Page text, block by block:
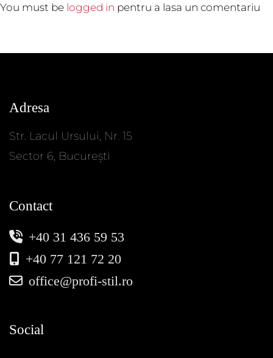
You must be logged in pentru a lasa un comentariu
Adresa
Str. Lacul Ursului, Nr. 15
Sector 6, București
Contact
+40 31 436 59 53
+40 77 121 72 20
office@profi-stil.ro
Social